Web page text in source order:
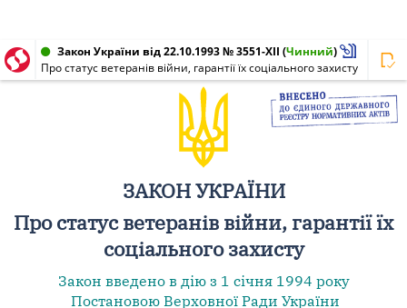
Закон України від 22.10.1993 № 3551-XII (Чинний)
Про статус ветеранів війни, гарантії їх соціального захисту